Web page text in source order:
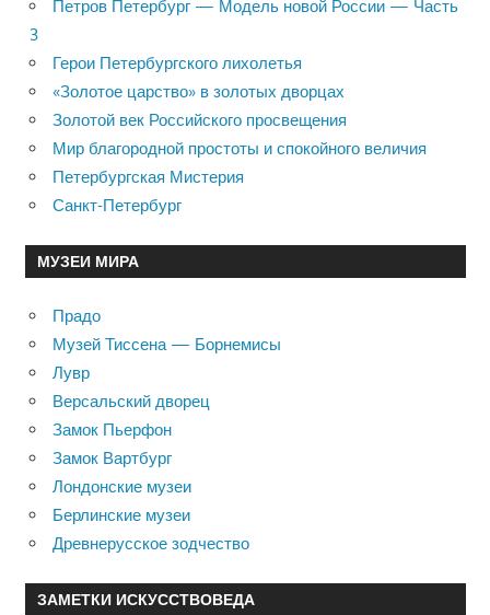
Петров Петербург — Модель новой России — Часть
3
Герои Петербургского лихолетья
«Золотое царство» в золотых дворцах
Золотой век Российского просвещения
Мир благородной простоты и спокойного величия
Петербургская Мистерия
Санкт-Петербург
МУЗЕИ МИРА
Прадо
Музей Тиссена — Борнемисы
Лувр
Версальский дворец
Замок Пьерфон
Замок Вартбург
Лондонские музеи
Берлинские музеи
Древнерусское зодчество
ЗАМЕТКИ ИСКУССТВОВЕДА